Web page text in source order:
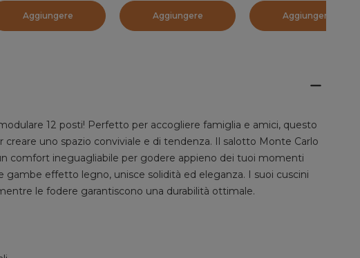
Aggiungere Aggiungere Aggiungere
12 posti! Perfetto per accogliere famiglia e amici, questo
uno spazio conviviale e di tendenza. Il salotto Monte Carlo
comfort ineguagliabile per godere appieno dei tuoi momenti
gambe effetto legno, unisce solidità ed eleganza. I suoi cuscini
le fodere garantiscono una durabilità ottimale.